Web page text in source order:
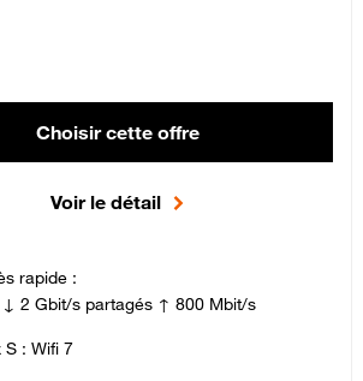
Choisir cette offre
Voir le détail
rapide :
2 Gbit/s partagés ↑ 800 Mbit/s
S : Wifi 7